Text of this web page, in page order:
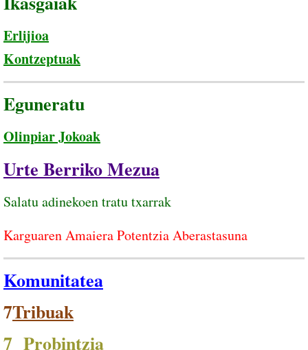
Erlijioa
Kontzeptuak
Eguneratu
Olinpiar Jokoak
Urte Berriko Mezua
Salatu adinekoen tratu txarrak
Karguaren Amaiera Potentzia Aberastasuna
Komunitatea
7Tribuak
7 Probintzia